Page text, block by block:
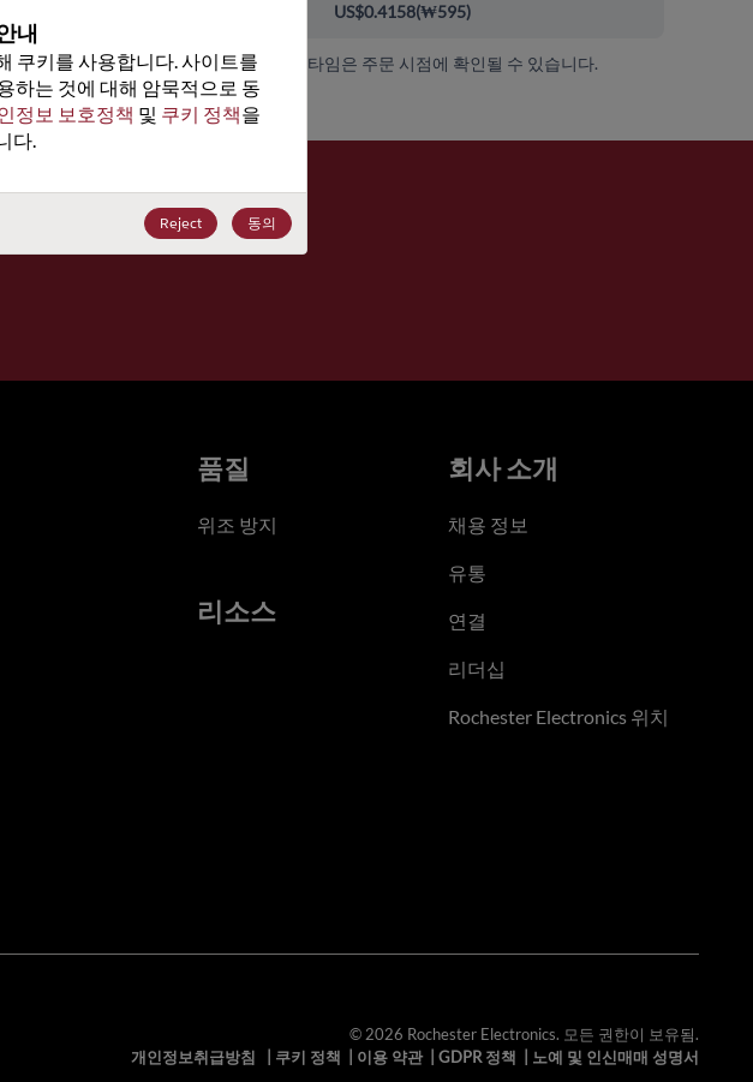
US$0.4158(₩595)
가격, 가용성 및 리드 타임은 주문 시점에 확인될 수 있습니다.
내
쿠키를 사용합니다. 사이트를
하는 것에 대해 암묵적으로 동
정보 보호정책 및 쿠키 정책을
다.
Reject 동의
품질
위조 방지
리소스
회사 소개
채용 정보
유통
연결
리더십
Rochester Electronics 위치
© 2026 Rochester Electronics. 모든 권한이 보유됨.
개인정보취급방침
쿠키 정책 이용 약관| GDPR 정책 노예 및 인신매매 성명서